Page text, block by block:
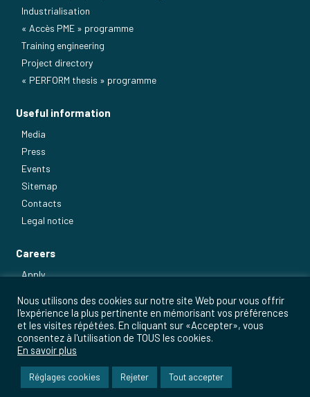
Industrialisation
« Accès PME » programme
Training engineering
Project directory
« PERFORM thesis » programme
Useful information
Media
Press
Events
Sitemap
Contacts
Legal notice
Careers
Apply
Nous utilisons des cookies sur notre site Web pour vous offrir
l'expérience la plus pertinente en mémorisant vos préférences
et les visites répétées. En cliquant sur «Accepter», vous
consentez à l'utilisation de TOUS les cookies.
En savoir plus
Réglages cookies Rejeter Tout accepter